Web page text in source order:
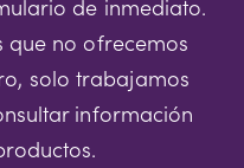
de inmediato.
que no ofrecemos
solo trabajamos
información